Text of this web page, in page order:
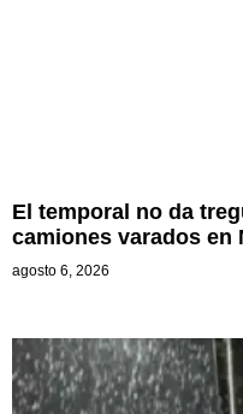
El temporal no da
camiones varados en
agosto 6, 2026